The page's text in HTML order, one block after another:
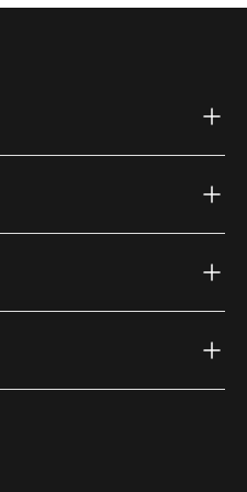
(external link)
(external link)
Youtube (external